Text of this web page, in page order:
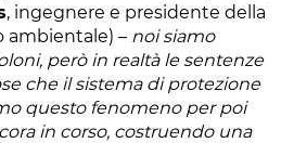
, ingegnere e presidente della
– noi siamo
però in realtà le sentenze
che il sistema di protezione
questo fenomeno per poi
in corso, costruendo una